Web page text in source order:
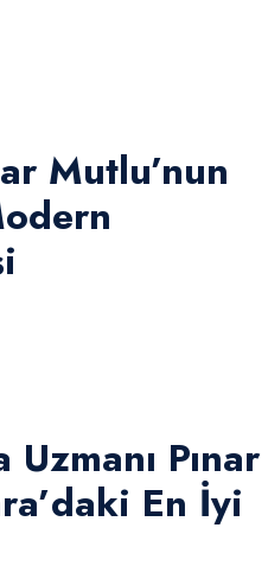
Mutlu’nun
Pınar
En İyi